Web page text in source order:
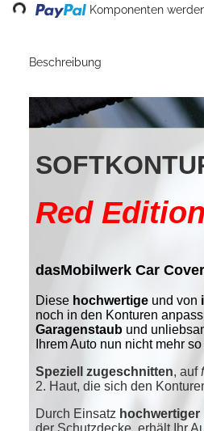
Komponenten
Beschreibung